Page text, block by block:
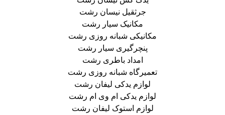
جرثقیل نیسان رشت
مکانیک سیار رشت
مکانیکی شبانه روزی رشت
پنچرگیری سیار رشت
امداد باطری رشت
تعمیرگاه شبانه روزی رشت
لوازم یدکی لیفان رشت
لوازم یدکی ام وی ام رشت
لوازم استوک لیفان رشت